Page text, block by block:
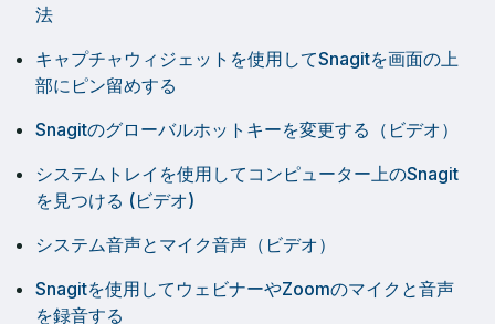
法
キャプチャウィジェットを使用してSnagitを画面の上
部にピン留めする
Snagitのグローバルホットキーを変更する（ビデオ）
システムトレイを使用してコンピューター上のSnagit
を見つける (ビデオ)
システム音声とマイク音声（ビデオ）
Snagitを使用してウェビナーやZoomのマイクと音声
を録音する